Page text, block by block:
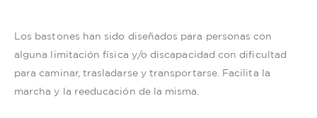
Los bastones han sido diseñados para personas con
alguna limitación física y/o discapacidad con dificultad
para caminar, trasladarse y transportarse. Facilita la
marcha y la reeducación de la misma.